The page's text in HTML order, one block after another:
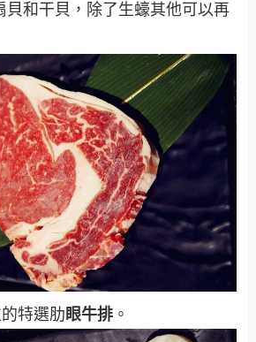
貝和干貝，除了生蠔其他可以再
特選肋 眼牛排 。